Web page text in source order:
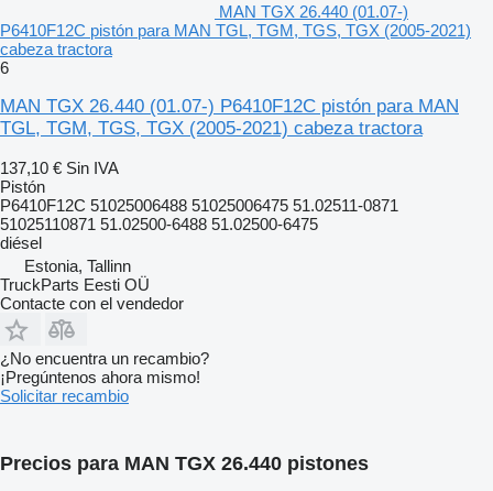
MAN TGX 26.440 (01.07-)
P6410F12C pistón para MAN TGL, TGM, TGS, TGX (2005-2021)
cabeza tractora
6
MAN TGX 26.440 (01.07-) P6410F12C pistón para MAN
TGL, TGM, TGS, TGX (2005-2021) cabeza tractora
137,10 € Sin IVA
Pistón
P6410F12C 51025006488 51025006475 51.02511-0871
51025110871 51.02500-6488 51.02500-6475
diésel
Estonia, Tallinn
TruckParts Eesti OÜ
Contacte con el vendedor
¿No encuentra un recambio?
¡Pregúntenos ahora mismo!
Solicitar recambio
Precios para MAN TGX 26.440 pistones